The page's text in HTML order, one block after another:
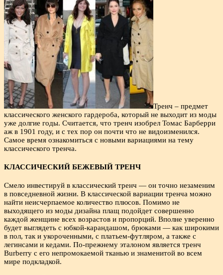
Тренч – предмет
классического женского гардероба, который не выходит из моды
уже долгие годы. Считается, что тренч изобрел Томас Барберри
аж в 1901 году, и с тех пор он почти что не видоизменился.
Самое время ознакомиться с новыми вариациями на тему
классического тренча.
КЛАССИЧЕСКИЙ БЕЖЕВЫЙ ТРЕНЧ
Смело инвестируй в классический тренч — он точно незаменим
в повседневной жизни. В классической вариации тренча можно
найти неисчерпаемое количество плюсов. Помимо не
выходящего из моды дизайна плащ подойдет совершенно
каждой женщине всех возрастов и пропорций. Вполне уверенно
будет выглядеть с юбкой-карандашом, брюками — как широкими
в пол, так и укороченными, с платьем-футляром, а также с
легинсами и кедами. По-прежнему эталоном является тренч
Burberry с его непромокаемой тканью и знаменитой во всем
мире подкладкой.